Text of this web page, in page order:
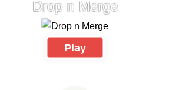
Drop n Merge
Play